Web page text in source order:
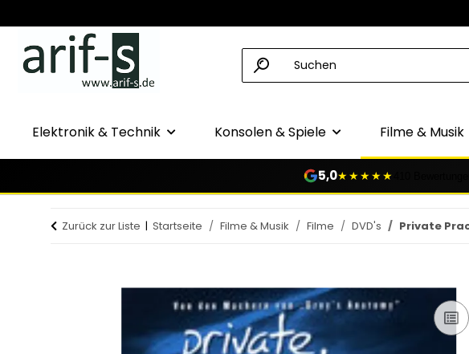
Elektronik & Technik Konsolen & Spiele Filme & Musik
5,0★★★★★
Zurück zur Liste Startseite Filme & Musik Filme DVD's Private